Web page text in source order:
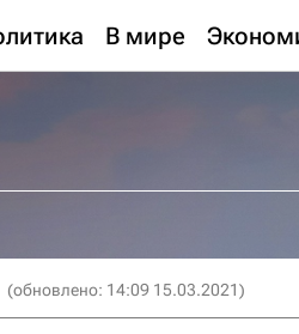
В мире
(обновлено: 14:09 15.03.2021)